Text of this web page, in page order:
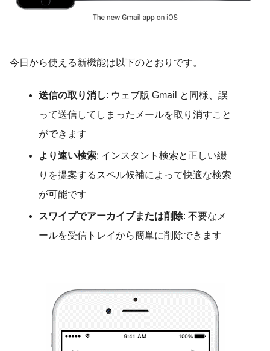
今日から使える新機能は以下のとおりです。
送信の取り消し: ウェブ版 Gmail と同様、誤
って送信してしまったメールを取り消すこと
ができます
より速い検索: インスタント検索と正しい綴
りを提案するスペル候補によって快適な検索
が可能です
スワイプでアーカイブまたは削除: 不要なメ
ールを受信トレイから簡単に削除できます